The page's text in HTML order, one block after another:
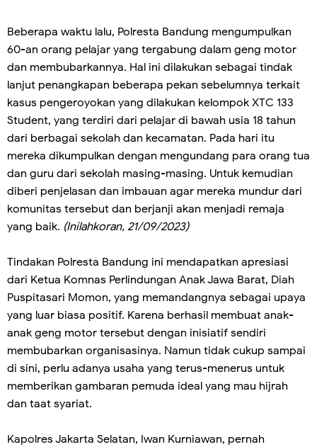
Beberapa waktu lalu, Polresta Bandung mengumpulkan
60-an orang pelajar yang tergabung dalam geng motor
dan membubarkannya. Hal ini dilakukan sebagai tindak
lanjut penangkapan beberapa pekan sebelumnya terkait
kasus pengeroyokan yang dilakukan kelompok XTC 133
Student, yang terdiri dari pelajar di bawah usia 18 tahun
dari berbagai sekolah dan kecamatan. Pada hari itu
mereka dikumpulkan dengan mengundang para orang tua
dan guru dari sekolah masing-masing. Untuk kemudian
diberi penjelasan dan imbauan agar mereka mundur dari
komunitas tersebut dan berjanji akan menjadi remaja
yang baik. (Inilahkoran, 21/09/2023)
Tindakan Polresta Bandung ini mendapatkan apresiasi
dari Ketua Komnas Perlindungan Anak Jawa Barat, Diah
Puspitasari Momon, yang memandangnya sebagai upaya
yang luar biasa positif. Karena berhasil membuat anak-
anak geng motor tersebut dengan inisiatif sendiri
membubarkan organisasinya. Namun tidak cukup sampai
di sini, perlu adanya usaha yang terus-menerus untuk
memberikan gambaran pemuda ideal yang mau hijrah
dan taat syariat.
Kapolres Jakarta Selatan, Iwan Kurniawan, pernah